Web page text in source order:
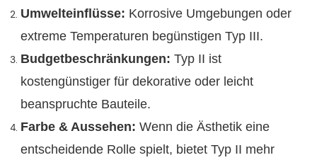
Umwelteinflüsse: Korrosive Umgebungen oder
extreme Temperaturen begünstigen Typ III.
Budgetbeschränkungen: Typ II ist
kostengünstiger für dekorative oder leicht
beanspruchte Bauteile.
Farbe & Aussehen: Wenn die Ästhetik eine
entscheidende Rolle spielt, bietet Typ II mehr